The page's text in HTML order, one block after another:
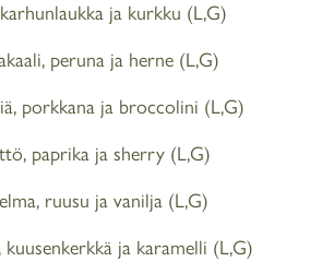
ja kurkku (L,G)
peruna ja herne (L,G)
porkkana ja broccolini (L,G)
paprika ja sherry (L,G)
ruusu ja vanilja (L,G)
kuusenkerkkä ja karamelli (L,G)